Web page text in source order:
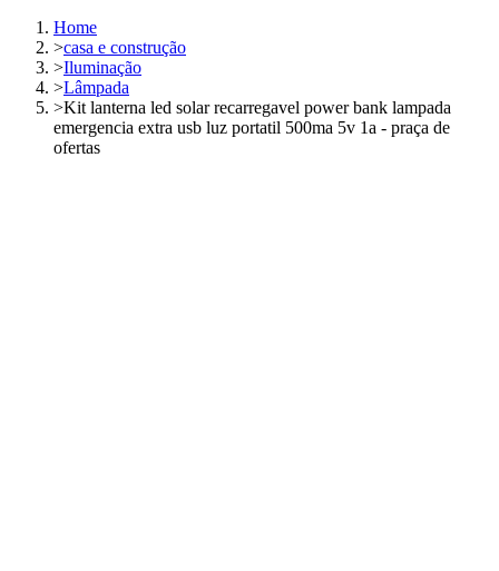
Home
>casa e construção
>Iluminação
>Lâmpada
>Kit lanterna led solar recarregavel power bank lampada
emergencia extra usb luz portatil 500ma 5v 1a - praça de
ofertas